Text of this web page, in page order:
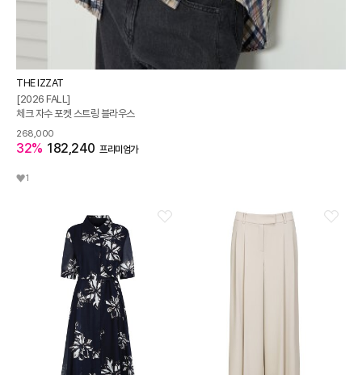
THE IZZAT
[2026 FALL]
체크 자수 포켓 스트링 블라우스
268,000
32% 182,240 프리미엄가
1